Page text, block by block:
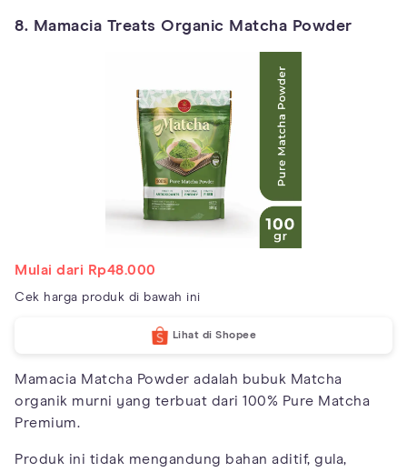
8. Mamacia Treats Organic Matcha Powder
Mulai dari Rp48.000
Cek harga produk di bawah ini
Lihat di Shopee
Mamacia Matcha Powder adalah bubuk Matcha
organik murni yang terbuat dari 100% Pure Matcha
Premium.
Produk ini tidak mengandung bahan aditif, gula,